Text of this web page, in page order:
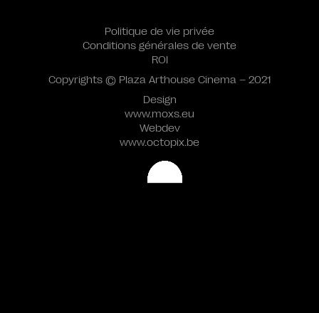
Design
www.moxs.eu
Webdev
www.octopix.be
Politique de vie privée
Conditions générales de vente
ROI
Copyrights © Plaza Arthouse Cinema – 2021